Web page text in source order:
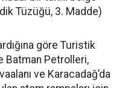
Tüzüğü, 3. Madde)
göre Turistik
Batman Petrolleri,
ve Karacadağ’da